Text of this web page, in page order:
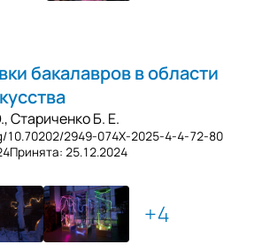
бакалавров в области
,Стариченко Б. Е.
10.70202/2949-074X-2025-4-4-72-80
Принята: 25.12.2024
4